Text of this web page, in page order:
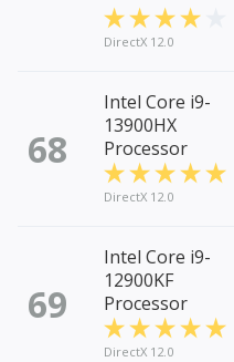
DirectX 12.0
68
Intel Core i9-
13900HX
Processor
DirectX 12.0
69
Intel Core i9-
12900KF
Processor
DirectX 12.0